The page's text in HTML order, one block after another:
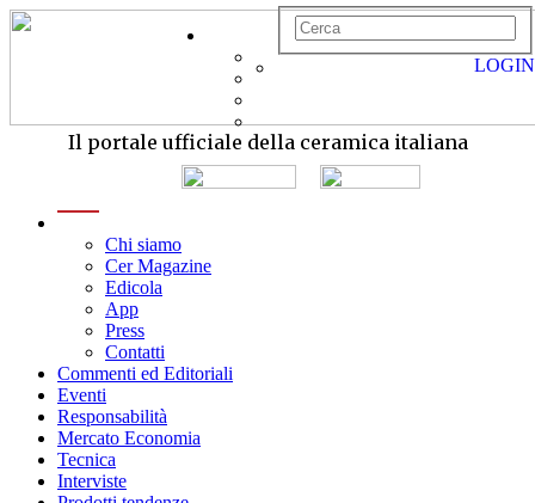
Il portale ufficiale della ceramica italiana
Chi siamo
Cer Magazine
Edicola
App
Press
Contatti
Commenti ed Editoriali
Eventi
Responsabilità
Mercato Economia
Tecnica
Interviste
LOGIN